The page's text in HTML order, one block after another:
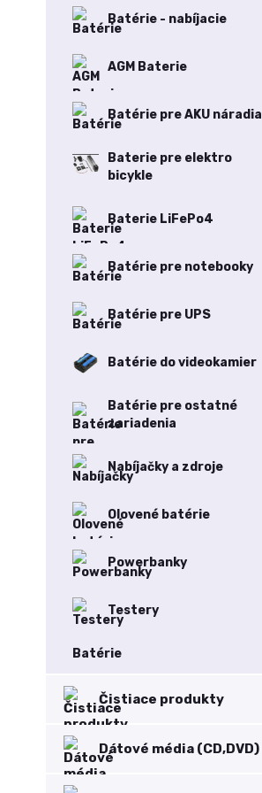
Batérie - nabíjacie
AGM Baterie
Batérie pre AKU náradia
Baterie pre elektro
bicykle
Baterie LiFePo4
Batérie pre notebooky
Batérie pre UPS
Batérie do videokamier
Batérie pre ostatné
zariadenia
Nabíjačky a zdroje
Olovené batérie
Powerbanky
Testery
Batérie
Čistiace produkty
Dátové média (CD,DVD)